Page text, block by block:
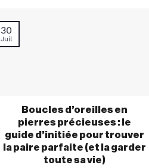
Boucles d’oreilles en
pierres précieuses : le
guide d’initiée pour trouver
la paire parfaite (et la garder
toute sa vie)
30
Juil